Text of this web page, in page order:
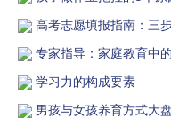
高考志愿填报指南：三
专家指导：家庭教育中
学习力的构成要素
男孩与女孩养育方式大